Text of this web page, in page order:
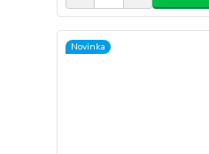
Novinka